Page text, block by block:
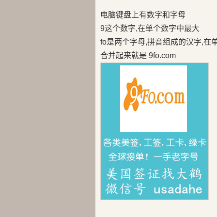
电脑键盘上有数字和字母
9这个数字,在单个数字中最大
fo是两个字母,拼音组成的汉字,在
合并起来就是 9fo.com